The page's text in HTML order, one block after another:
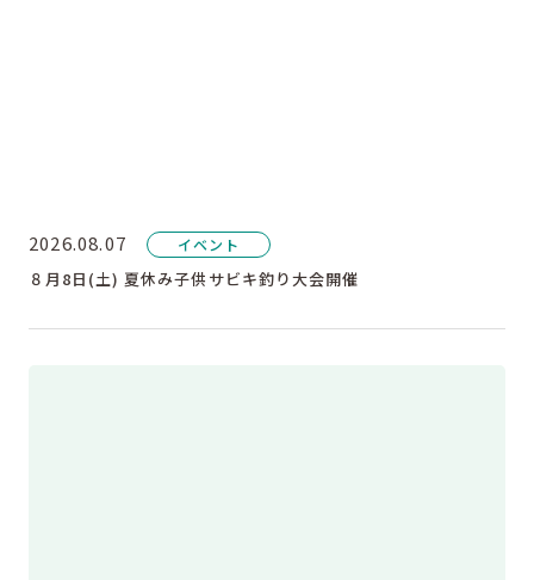
2026.08.07 イベント
８月8日(土) 夏休み子供サビキ釣り大会開催